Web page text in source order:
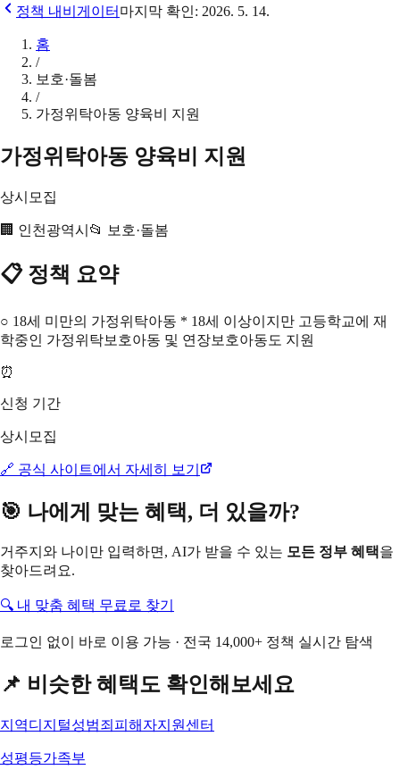
정책 내비게이터 마지막 확인: 2026. 5. 14.
홈
/
보호·돌봄
/
가정위탁아동 양육비 지원
가정위탁아동 양육비 지원
상시모집
🏢 인천광역시 📂 보호·돌봄
📋 정책 요약
○ 18세 미만의 가정위탁아동 * 18세 이상이지만 고등학교에 재
학중인 가정위탁보호아동 및 연장보호아동도 지원
⏰
신청 기간
상시모집
🔗 공식 사이트에서 자세히 보기
🎯 나에게 맞는 혜택, 더 있을까?
거주지와 나이만 입력하면, AI가 받을 수 있는 모든 정부 혜택을
찾아드려요.
🔍 내 맞춤 혜택 무료로 찾기
로그인 없이 바로 이용 가능 · 전국 14,000+ 정책 실시간 탐색
📌 비슷한 혜택도 확인해보세요
지역디지털성범죄피해자지원센터
성평등가족부